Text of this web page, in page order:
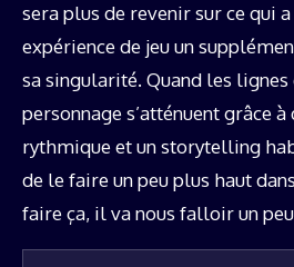
sera plus de revenir sur ce qui
expérience de jeu un
sa singularité. Quand les
personnage s’atténuent grâce
rythmique et un storytelling
de le faire un peu plus haut
faire ça, il va nous falloir un